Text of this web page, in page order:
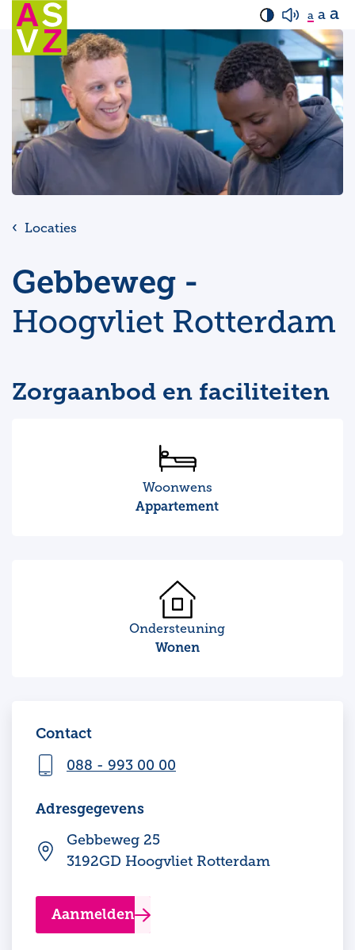
a a a
Locaties
Gebbeweg -
Hoogvliet Rotterdam
Zorgaanbod en faciliteiten
Woonwens
Appartement
Ondersteuning
Wonen
Contact
088 - 993 00 00
Adresgegevens
Gebbeweg 25
3192GD Hoogvliet Rotterdam
Aanmelden